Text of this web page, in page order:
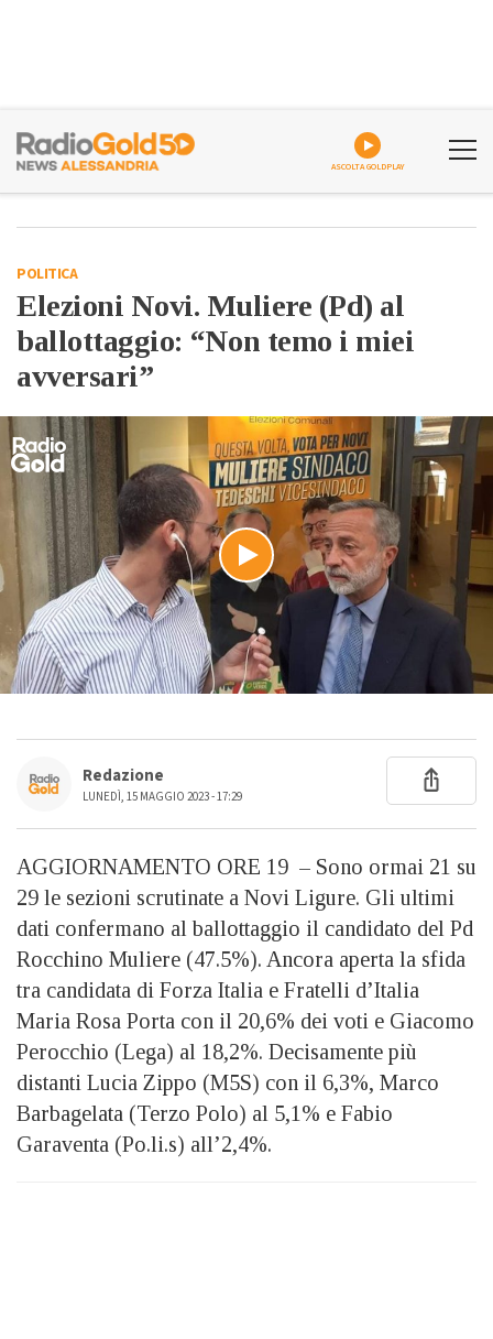
ASCOLTA GOLDPLAY
POLITICA
Elezioni Novi. Muliere (Pd) al
ballottaggio: “Non temo i miei
avversari”
Redazione
LUNEDÌ, 15 MAGGIO 2023 - 17:29
AGGIORNAMENTO ORE 19 – Sono ormai 21 su
29 le sezioni scrutinate a Novi Ligure. Gli ultimi
dati confermano al ballottaggio il candidato del Pd
Rocchino Muliere (47.5%). Ancora aperta la sfida
tra candidata di Forza Italia e Fratelli d’Italia
Maria Rosa Porta con il 20,6% dei voti e Giacomo
Perocchio (Lega) al 18,2%. Decisamente più
distanti Lucia Zippo (M5S) con il 6,3%, Marco
Barbagelata (Terzo Polo) al 5,1% e Fabio
Garaventa (Po.li.s) all’2,4%.